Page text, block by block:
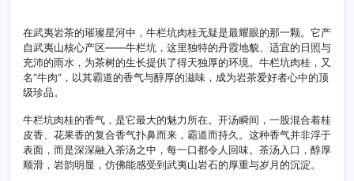
桂
在武夷岩茶的璀璨星河中，牛栏坑肉桂无疑是最耀眼的那一颗。它产
自武夷山核心产区——牛栏坑，这里独特的丹霞地貌、适宜的日照与
充沛的雨水，为茶树的生长提供了得天独厚的环境。牛栏坑肉桂，又
名“牛肉”，以其霸道的香气与醇厚的滋味，成为岩茶爱好者心中的顶
级珍品。
牛栏坑肉桂的香气，是它最大的魅力所在。开汤瞬间，一股混合着桂
皮香、花果香的复合香气扑鼻而来，霸道而持久。这种香气并非浮于
表面，而是深深融入茶汤之中，每一口都令人回味。茶汤入口，醇厚
顺滑，岩韵明显，仿佛能感受到武夷山岩石的厚重与岁月的沉淀。